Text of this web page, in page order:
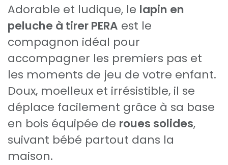
Adorable et ludique, le lapin en
peluche à tirer PERA est le
compagnon idéal pour
accompagner les premiers pas et
les moments de jeu de votre enfant.
Doux, moelleux et irrésistible, il se
déplace facilement grâce à sa base
en bois équipée de roues solides,
suivant bébé partout dans la
maison.